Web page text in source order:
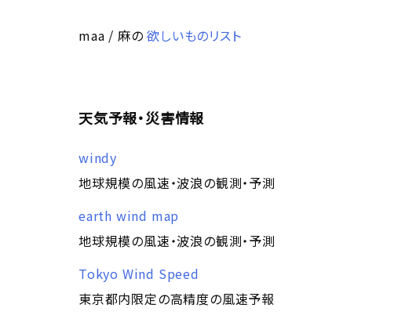
maa / 麻の欲しいものリスト
天気予報・災害情報
windy
地球規模の風速・波浪の観測・予測
earth wind map
地球規模の風速・波浪の観測・予測
Tokyo Wind Speed
東京都内限定の高精度の風速予報